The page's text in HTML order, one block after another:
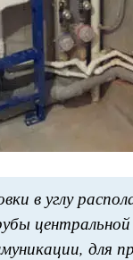
в углу
для